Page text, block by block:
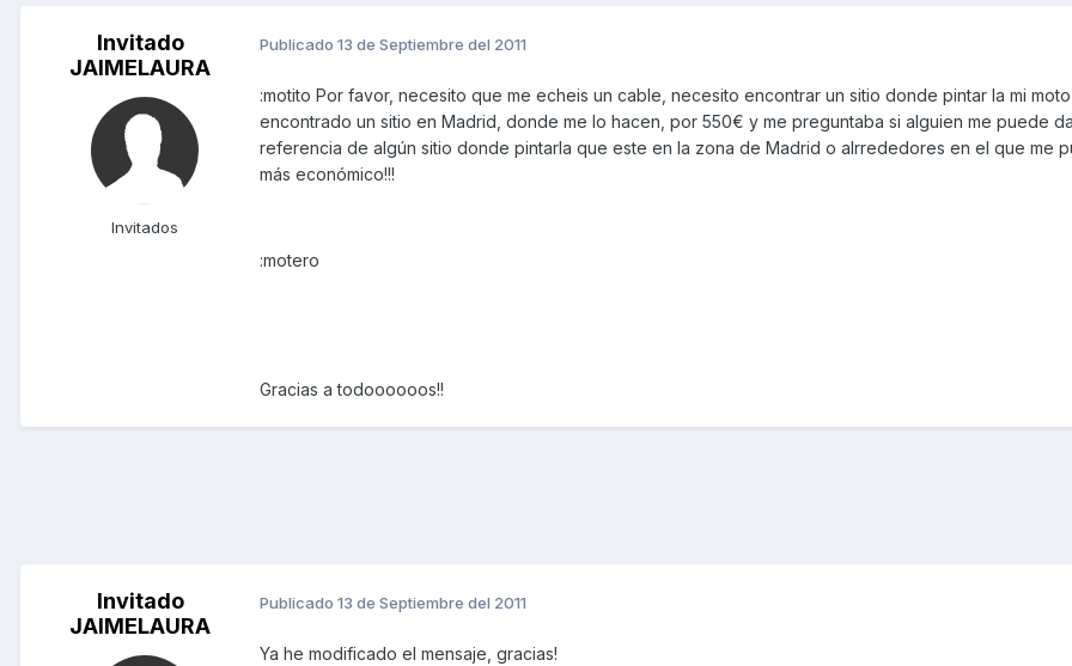
Invitado
JAIMELAURA
Invitados
Publicado 13 de Septiembre del 2011
:motito Por favor, necesito que me echeis un cable, necesito encontrar un sitio donde pintar la mi
encontrado un sitio en Madrid, donde me lo hacen, por 550€ y me preguntaba si alguien me puede
referencia de algún sitio donde pintarla que este en la zona de Madrid o alrrededores en el que me
más económico!!!
:motero
Gracias a todoooooos!!
Invitado
JAIMELAURA
Publicado 13 de Septiembre del 2011
Ya he modificado el mensaje, gracias!